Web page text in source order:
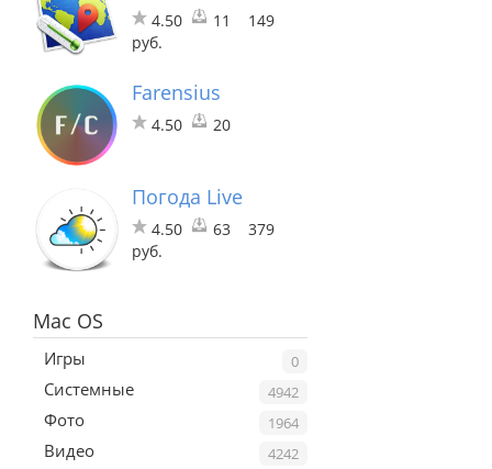
4.50 11
149
руб.
Farensius
4.50 20
Погода Live
4.50 63
379
руб.
Mac OS
0
Игры
4942
Системные
1964
Фото
4242
Видео